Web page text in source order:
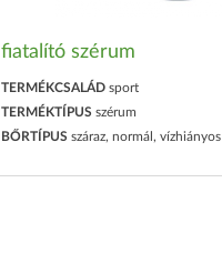
fiatalító szérum
TERMÉKCSALÁD sport
TERMÉKTÍPUS szérum
BŐRTÍPUS száraz, normál, vízhiányos